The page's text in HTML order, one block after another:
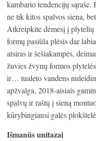
kambario tendencijų
ne tik kitos spalvos siena,
Atkreipkite dėmesį į plytelių
formų pasiūla plėsis dar
atsiras ir šešiakampės,
žuvies žvynų formos
ir… tualeto vandens
apžvalga, 2018-aisiais
spalvų ir raštų į sieną
kūrybingiausi galės
Išmanūs unitazai